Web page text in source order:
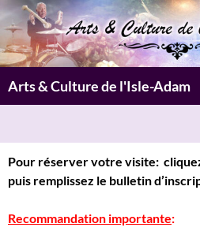
Aller
au
contenu
Arts & Culture de l'Isle-Adam
Pour réserver votre visite:
puis remplissez le bulletin
Recommandation importante: